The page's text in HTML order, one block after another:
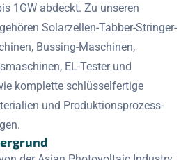
1GW abdeckt. Zu unseren
Solarzellen-Tabber-Stringer-
Bussing-Maschinen,
EL-Tester und
komplette schlüsselfertige
und Produktionsprozess-